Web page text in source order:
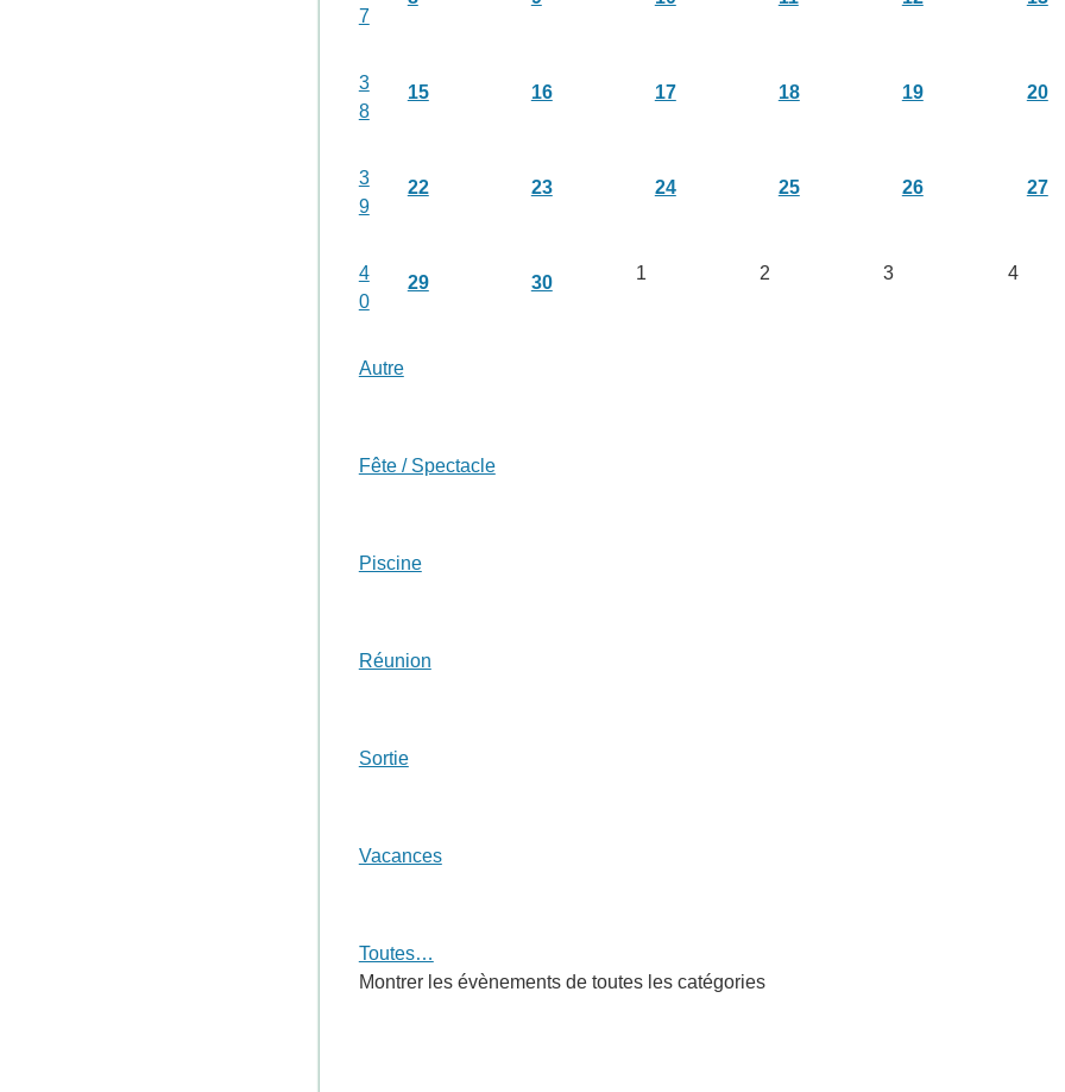
7
3
8
15 16 17 18 19 20
3
9
22 23 24 25 26 27
4
0
29 30 1 2 3 4
Autre
Fête / Spectacle
Piscine
Réunion
Sortie
Vacances
Toutes…
Montrer les évènements de toutes les catégories